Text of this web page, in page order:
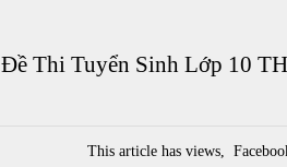
Đề Thi Tuyển Sinh Lớp 10
This article hasviews,